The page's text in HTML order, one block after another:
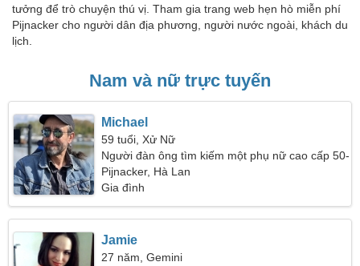
tưởng để trò chuyện thú vị. Tham gia trang web hẹn hò miễn phí
Pijnacker cho người dân địa phương, người nước ngoài, khách du
lịch.
Nam và nữ trực tuyến
Michael
59 tuổi, Xử Nữ
Người đàn ông tìm kiếm một phụ nữ cao cấp 50-
55
Pijnacker, Hà Lan
Gia đình
Jamie
27 năm, Gemini